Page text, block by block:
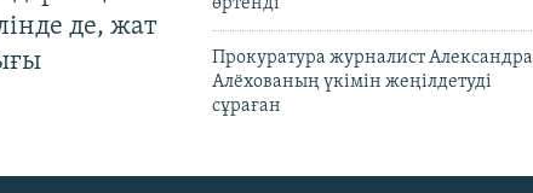
де, жат
Прокуратура журналист Александра
Алёхованың үкімін жеңілдетуді
сұраған